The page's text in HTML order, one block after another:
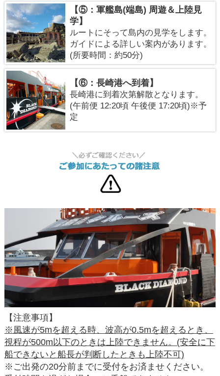
【⑤：軍艦島(端島) 周遊＆上陸見
学】
ルートにそって島内の見学をします。
ガイドによる詳しい案内があります。
(所要時間：約50分)
【⑥：長崎港へ到着】
長崎港に到着次第解散となります。
(午前便 12:20頃 午後便 17:20頃)※予
定
【注意事項】
※風速が5mを超える時、波高が0.5mを超えるとき、
視程が500m以下のときは上陸できません。(安全に下
船できないと船長が判断したときも上陸不可)
※ご出発の20分前までに受付をお済ませください。